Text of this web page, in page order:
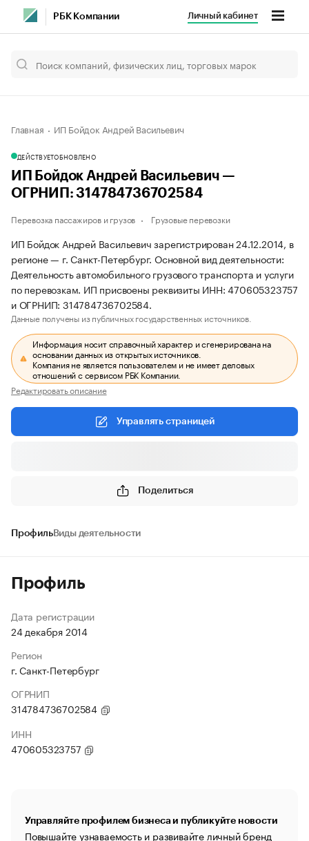
РБК Компании Личный кабинет
Главная ИП Бойдок Андрей Васильевич
ДЕЙСТВУЕТОБНОВЛЕНО
ИП Бойдок Андрей Васильевич —
ОГРНИП: 314784736702584
Перевозка пассажиров и грузов Грузовые перевозки
ИП Бойдок Андрей Васильевич зарегистрирован 24.12.2014, в
регионе — г. Санкт-Петербург. Основной вид деятельности:
Деятельность автомобильного грузового транспорта и услуги
по перевозкам. ИП присвоены реквизиты ИНН: 470605323757
и ОГРНИП: 314784736702584.
Данные получены из публичных государственных источников.
Информация носит справочный характер и сгенерирована на
основании данных из открытых источников.
Компания не является пользователем и не имеет деловых
отношений с сервисом РБК Компании.
Редактировать описание
Управлять страницей
Поделиться
ПрофильВиды деятельности
Профиль
Дата регистрации
24 декабря 2014
Регион
г. Санкт-Петербург
ОГРНИП
314784736702584
ИНН
470605323757
Управляйте профилем бизнеса и публикуйте новости
Повышайте узнаваемость и развивайте личный бренд